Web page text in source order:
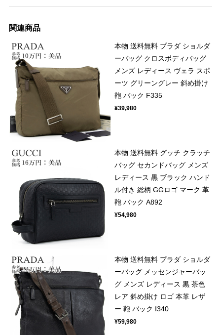
関連商品
本物 送料無料 プラダ ショルダ
ーバッグ クロスボディバッグ
メンズ レディース ヴェラ スポ
ーツ グリーングレー 斜め掛け
鞄 バック F335
¥39,980
本物 送料無料 グッチ クラッチ
バッグ セカンドバッグ メンズ
レディース 黒 ブラック ハンド
ル付き 総柄 GGロゴ マーク 革
鞄 バック A892
¥54,980
本物 送料無料 プラダ ショルダ
ーバッグ メッセンジャーバッ
グ メンズ レディース 黒 茶色
レア 斜め掛け ロゴ 本革 レザ
ー 鞄 バック I340
¥59,980